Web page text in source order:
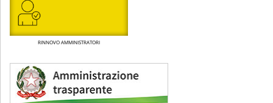
RINNOVO AMMINISTRATORI